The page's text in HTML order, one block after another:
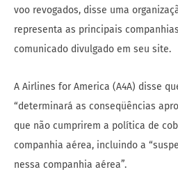
voo revogados, disse uma
representa as principais
comunicado divulgado em seu site.
A Airlines for America (A4A) disse
“determinará as conseqüências
que não cumprirem a política de
companhia aérea, incluindo a
nessa companhia aérea”.